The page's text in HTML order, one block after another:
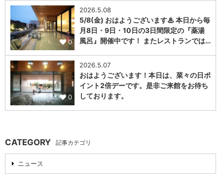
0
2026.5.08
5/8(金) おはようございます♨ 本日から毎
月8日・9日・10日の3日間限定の『薬湯
風呂』開催中です！ またレストランでは…
0
2026.5.07
おはようございます！本日は、菜々の日ポ
イント2倍デーです。是非ご来館をお待ち
しております。
CATEGORY 記事カテゴリ
ニュース